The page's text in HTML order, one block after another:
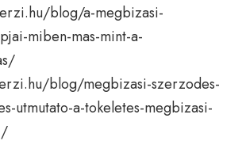
blog/a-megbizasi-
miben-mas-mint-a-
blog/megbizasi-szerzodes-
utmutato-a-tokeletes-megbizasi-